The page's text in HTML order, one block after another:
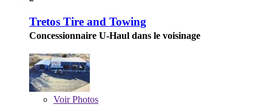
Tretos Tire and Towing
Concessionnaire U-Haul dans le voisinage
VoirPhotos